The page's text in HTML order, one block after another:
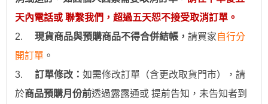
天內電話或 聯繫我們，超過五天恕不接受取消訂單。
2.
現貨商品與預購商品不得合併結帳 ， 請買家自行分
開訂單 。
3.
訂單修改： 如需修改訂單（含更改取貨門市），請
於商品預購月份前透過露露通或 提前告知，未告知者到